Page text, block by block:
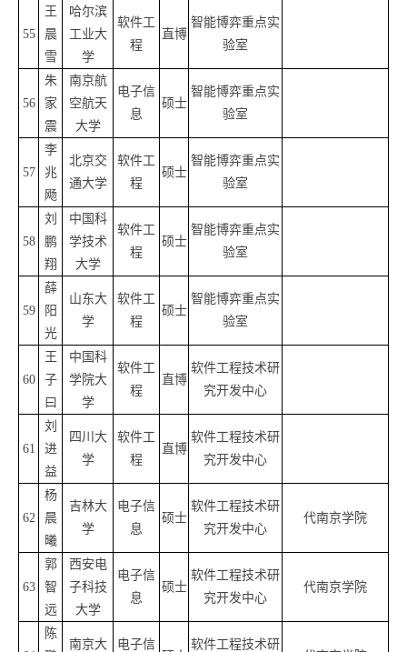
55
王
晨
雪
哈尔滨
工业大
学
软件工
程
直博
智能博弈重点实
验室
56
朱
家
震
南京航
空航天
大学
电子信
息
硕士
智能博弈重点实
验室
57
李
兆
飏
北京交
通大学
软件工
程
硕士
智能博弈重点实
验室
58
刘
鹏
翔
中国科
学技术
大学
软件工
程
硕士
智能博弈重点实
验室
59
薛
阳
光
山东大
学
软件工
程
硕士
智能博弈重点实
验室
60
王
子
曰
中国科
学院大
学
软件工
程
直博
软件工程技术研
究开发中心
61
刘
进
益
四川大
学
软件工
程
直博
软件工程技术研
究开发中心
62
杨
晨
曦
吉林大
学
电子信
息
硕士
软件工程技术研
究开发中心
代南京学院
63
郭
智
远
西安电
子科技
大学
电子信
息
硕士
软件工程技术研
究开发中心
代南京学院
陈
南京大
电子信
软件工程技术研